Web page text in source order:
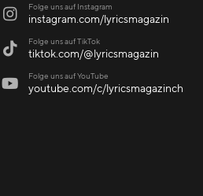
 Folge uns auf Instagram
instagram.com/lyricsmagazin
 Folge uns auf TikTok
tiktok.com/@lyricsmagazin
 Folge uns auf YouTube
youtube.com/c/lyricsmagazinch